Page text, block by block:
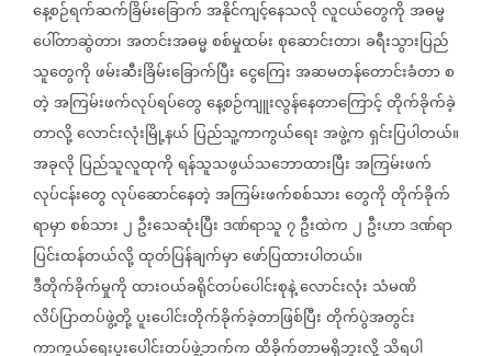
နေ့စဉ်ရက်ဆက်ခြိမ်းခြောက်အနိုင်ကျင့်နေသလိုလူငယ်တွေကိုအဓမ္မ
ပေါ်တာဆွဲတာ၊အတင်းအဓမ္မစစ်မှုထမ်းစုဆောင်းတာ၊ခရီးသွားပြည်
သူတွေကိုဖမ်းဆီးခြိမ်းခြောက်ပြီးငွေကြေးအဆမတန်တောင်းခံတာစ
တဲ့အကြမ်းဖက်လုပ်ရပ်တွေနေ့စဉ်ကျူးလွန်နေတာကြောင့်တိုက်ခိုက်ခဲ့
တာလို့လောင်းလုံးမြို့နယ် ပြည်သူ့ကာကွယ်ရေးအဖွဲ့ကရှင်းပြပါတယ်။
အခုလို ပြည်သူလူထုကိုရန်သူသဖွယ်သဘောထားပြီးအကြမ်းဖက်
လုပ်ငန်းတွေလုပ်ဆောင်နေတဲ့အကြမ်းဖက်စစ်သားတွေကိုတိုက်ခိုက်
ရာမှာစစ်သား၂ ဦးသေဆုံးပြီးဒဏ်ရာသူ၇ဦးထဲက၂ ဦးဟာဒဏ်ရာ
ပြင်းထန်တယ်လို့ထုတ်ပြန်ချက်မှာဖော်ပြထားပါတယ်။
ဒီတိုက်ခိုက်မှုကိုထားဝယ်ခရိုင်တပ်ပေါင်းစုနဲ့လောင်းလုံး သံမဏိ
လိပ်ပြာတပ်ဖွဲ့တို့ပူးပေါင်းတိုက်ခိုက်ခဲ့တာဖြစ်ပြီးတိုက်ပွဲအတွင်း
ကာကွယ်ရေးပူးပေါင်းတပ်ဖွဲ့ဘက်ကထိခိုက်တာမရှိဘူးလို့သိရပါ